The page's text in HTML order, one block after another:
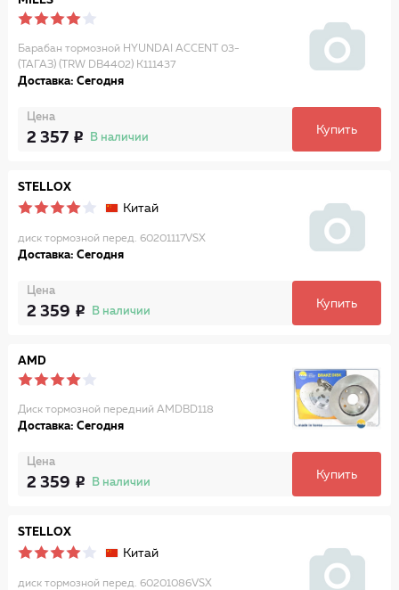
Барабан тормозной HYUNDAI ACCENT 03-
(ТАГАЗ) (TRW DB4402) K111437
Доставка: Сегодня
Цена
2 357 В наличии
Купить
STELLOX
Китай
диск тормозной перед. 60201117VSX
Доставка: Сегодня
Цена
2 359 В наличии
Купить
AMD
Диск тормозной передний AMDBD118
Доставка: Сегодня
Цена
2 359 В наличии
Купить
STELLOX
Китай
диск тормозной перед. 60201086VSX